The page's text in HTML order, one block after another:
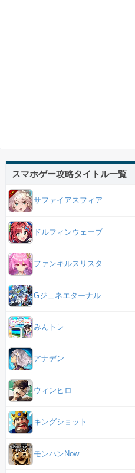
スマホゲー攻略タイトル一覧
サファイアスフィア
ドルフィンウェーブ
ファンキルスリスタ
Gジェネエターナル
みんトレ
アナデン
ウィンヒロ
キングショット
モンハンNow